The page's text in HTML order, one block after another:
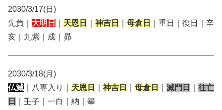
2030/3/17(日)
先負｜ 大明日 天恩日 神吉日 母倉日
｜重日｜復日｜辛
亥｜九紫｜成｜昴
2030/3/18(月)
仏滅 ｜八専入り｜ 天恩日 神吉日 母倉日 滅門日
往亡
日
｜壬子｜一白｜納｜畢